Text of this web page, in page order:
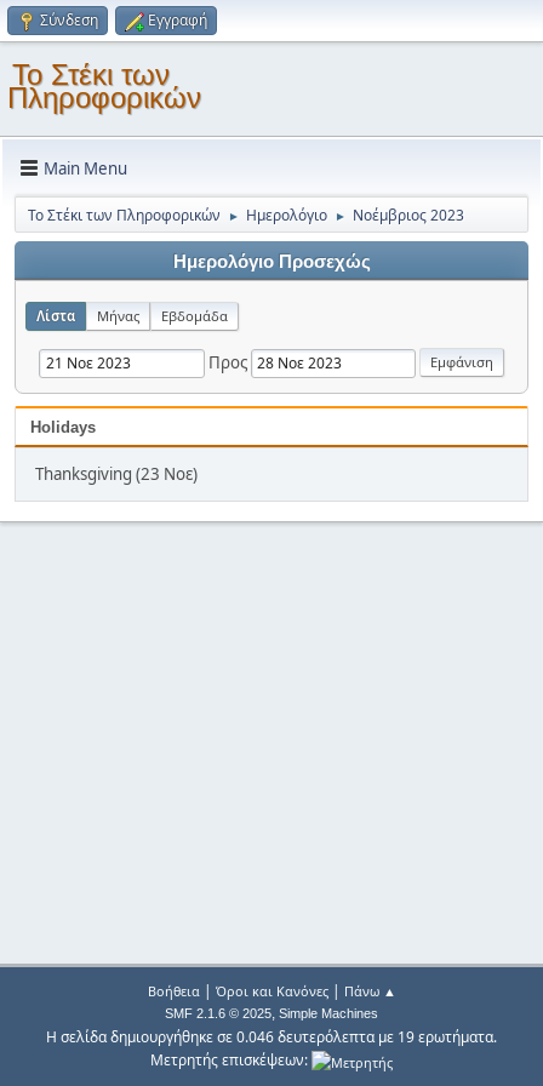
Σύνδεση Εγγραφή
Το Στέκι των
Πληροφορικών
Main Menu
Το Στέκι των Πληροφορικών ► Ημερολόγιο ► Νοέμβριος 2023
Ημερολόγιο Προσεχώς
Λίστα Μήνας Εβδομάδα
Προς
Holidays
Thanksgiving (23 Νοε)
Βοήθεια| Όροι και Κανόνες| Πάνω ▲
SMF 2.1.6 © 2025, Simple Machines
Η σελίδα δημιουργήθηκε σε 0.046 δευτερόλεπτα με 19 ερωτήματα.
Μετρητής επισκέψεων: